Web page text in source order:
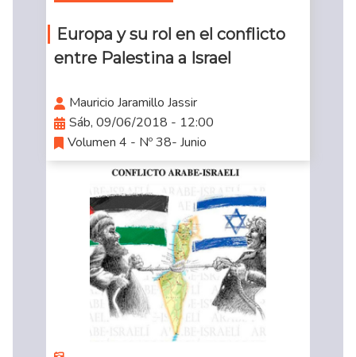
Europa y su rol en el conflicto
entre Palestina a Israel
Mauricio Jaramillo Jassir
Sáb, 09/06/2018 - 12:00
Volumen 4 - Nº 38- Junio